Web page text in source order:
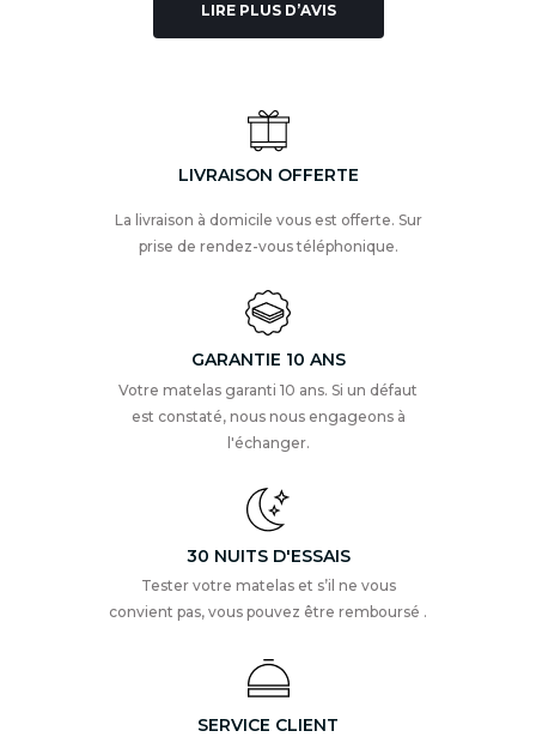
LIRE PLUS D’AVIS
LIVRAISON OFFERTE
La livraison à domicile vous est offerte. Sur
prise de rendez-vous téléphonique.
GARANTIE 10 ANS
Votre matelas garanti 10 ans. Si un défaut
est constaté, nous nous engageons à
l'échanger.
30 NUITS D'ESSAIS
Tester votre matelas et s’il ne vous
convient pas, vous pouvez être remboursé .
SERVICE CLIENT